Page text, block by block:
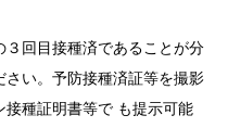
回目接種済であることが分
い。予防接種済証等を撮影
接種証明書等で も提示可能